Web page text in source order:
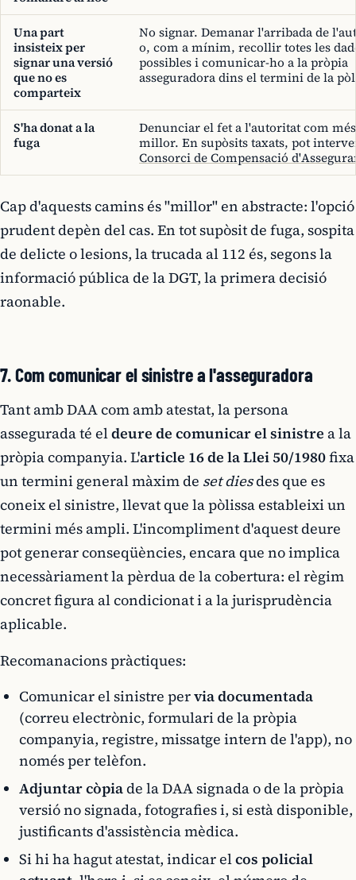
Una part
insisteix per
signar una versió
que no es
comparteix
No signar. Demanar l'arribada de
o, com a mínim, recollir totes les
possibles i comunicar-ho a la pròpia
asseguradora dins el termini de la
S'ha donat a la
fuga
Denunciar el fet a l'autoritat com
millor. En supòsits taxats, pot
Consorci de Compensació
Cap d'aquests camins és "millor" en abstracte: l'opció
prudent depèn del cas. En tot supòsit de fuga, sospita
de delicte o lesions, la trucada al 112 és, segons la
informació pública de la DGT, la primera decisió
raonable.
7. Com comunicar el sinistre a l'asseguradora
Tant amb DAA com amb atestat, la persona
assegurada té eldeure de comunicar el sinistre a la
pròpia companyia. L'article 16 de la Llei 50/1980fixa
un termini general màxim de set diesdes que es
coneix el sinistre, llevat que la pòlissa estableixi un
termini més ampli. L'incompliment d'aquest deure
pot generar conseqüències, encara que no implica
necessàriament la pèrdua de la cobertura: el règim
concret figura al condicionat i a la jurisprudència
aplicable.
Recomanacions pràctiques:
Comunicar el sinistre pervia documentada
(correu electrònic, formulari de la pròpia
companyia, registre, missatge intern de l'app), no
només per telèfon.
Adjuntar còpiade la DAA signada o de la pròpia
versió no signada, fotografies i, si està disponible,
justificants d'assistència mèdica.
Si hi ha hagut atestat, indicar elcos policial